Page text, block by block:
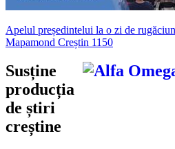
Apelul președintelui la o zi de
Mapamond Creștin 1150
Susține
producția
de știri
creștine